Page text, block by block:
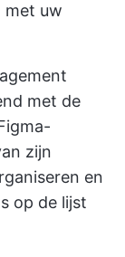
met uw
met de
zijn
en
op de lijst